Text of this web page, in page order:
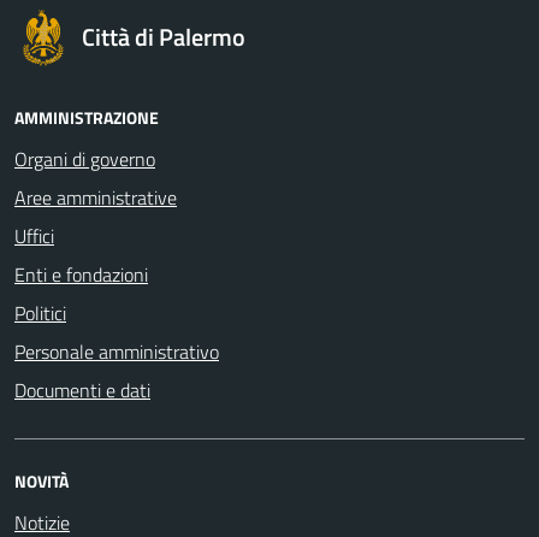
Città di Palermo
AMMINISTRAZIONE
Organi di governo
Aree amministrative
Uffici
Enti e fondazioni
Politici
Personale amministrativo
Documenti e dati
NOVITÀ
Notizie